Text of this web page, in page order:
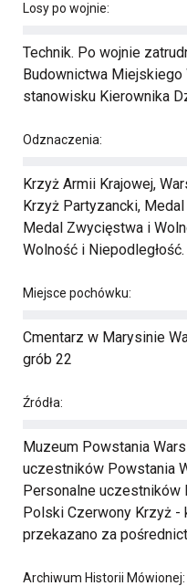
Losy po wojnie:
Technik. Po wojnie
Budownictwa
stanowisku Kierownika
Odznaczenia:
Krzyż Armii Krajowej,
Krzyż Partyzancki,
Medal Zwycięstwa i
Wolność i Niepodległość.
Miejsce pochówku:
Cmentarz w Marysinie
grób 22
Źródła:
Muzeum Powstania
uczestników Powstania
Personalne uczestników
Polski Czerwony Krzyż -
przekazano za
Archiwum Historii Mówionej: